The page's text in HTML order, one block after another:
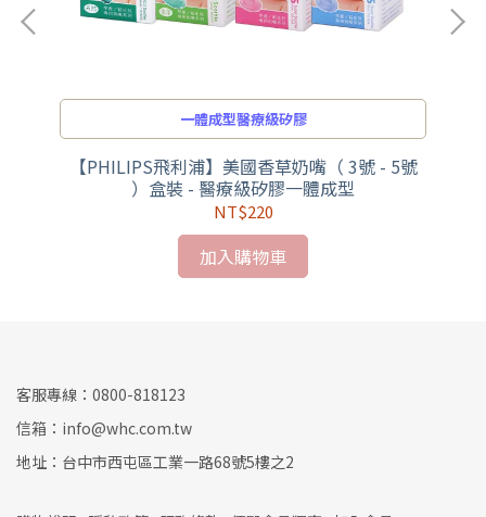
一體成型醫療級矽膠
【PHILIPS飛利浦】美國香草奶嘴（ 3號 - 5號
）盒裝 - 醫療級矽膠一體成型
NT$220
加入購物車
客服專線：0800-818123
信箱：info@whc.com.tw
地址：台中市西屯區工業一路68號5樓之2